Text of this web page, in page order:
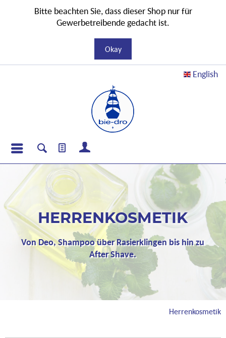
English
HERRENKOSMETIK
Von Deo, Shampoo über Rasierklingen bis hin zu
After Shave.
Herrenkosmetik
Bitte beachten Sie, dass dieser Shop nur für
Gewerbetreibende gedacht ist.
Okay